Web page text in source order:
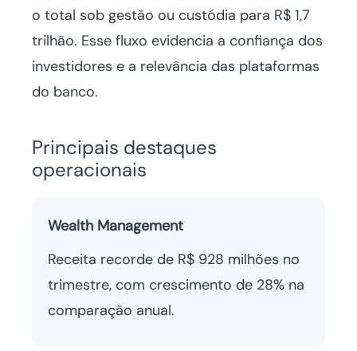
o total sob gestão ou custódia para R$ 1,7
trilhão. Esse fluxo evidencia a confiança dos
investidores e a relevância das plataformas
do banco.
Principais destaques
operacionais
Wealth Management
Receita recorde de R$ 928 milhões no
trimestre, com crescimento de 28% na
comparação anual.